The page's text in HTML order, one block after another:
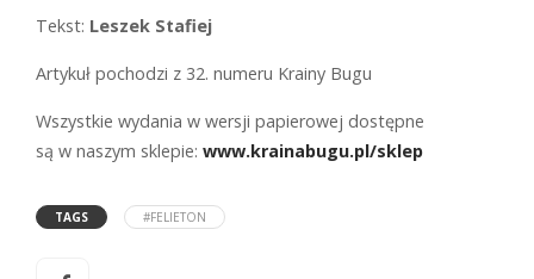
Tekst: Leszek Stafiej
Artykuł pochodzi z 32. numeru Krainy Bugu
Wszystkie wydania w wersji papierowej dostępne
są w naszym sklepie: www.krainabugu.pl/sklep
TAGS #FELIETON